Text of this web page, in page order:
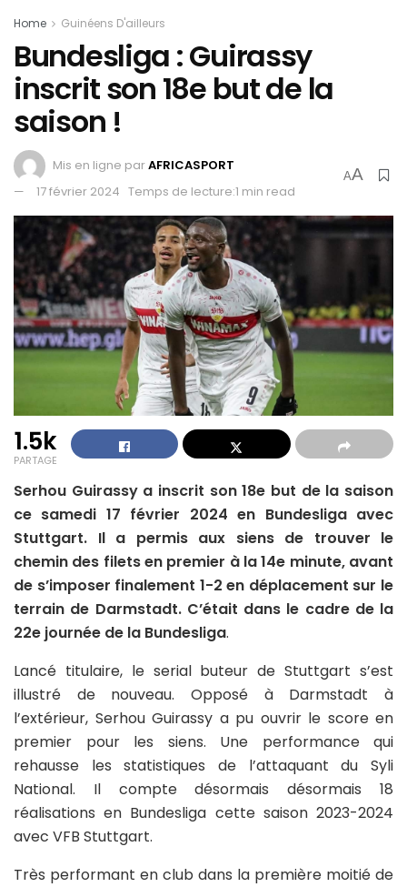
Home Guinéens D'ailleurs
Bundesliga : Guirassy
inscrit son 18e but de la
saison !
Mis en ligne parAFRICASPORT
17 février 2024 Temps de lecture:1 min read
AA
1.5k
PARTAGE
Serhou Guirassy a inscrit son 18e but de la saison
ce samedi 17 février 2024 en Bundesliga avec
Stuttgart. Il a permis aux siens de trouver le
chemin des filets en premier à la 14e minute, avant
de s’imposer finalement 1-2 en déplacement sur le
terrain de Darmstadt. C’était dans le cadre de la
22e journée de la Bundesliga.
Lancé titulaire, le serial buteur de Stuttgart s’est
illustré de nouveau. Opposé à Darmstadt à
l’extérieur, Serhou Guirassy a pu ouvrir le score en
premier pour les siens. Une performance qui
rehausse les statistiques de l’attaquant du Syli
National. Il compte désormais désormais 18
réalisations en Bundesliga cette saison 2023-2024
avec VFB Stuttgart.
Très performant en club dans la première moitié de